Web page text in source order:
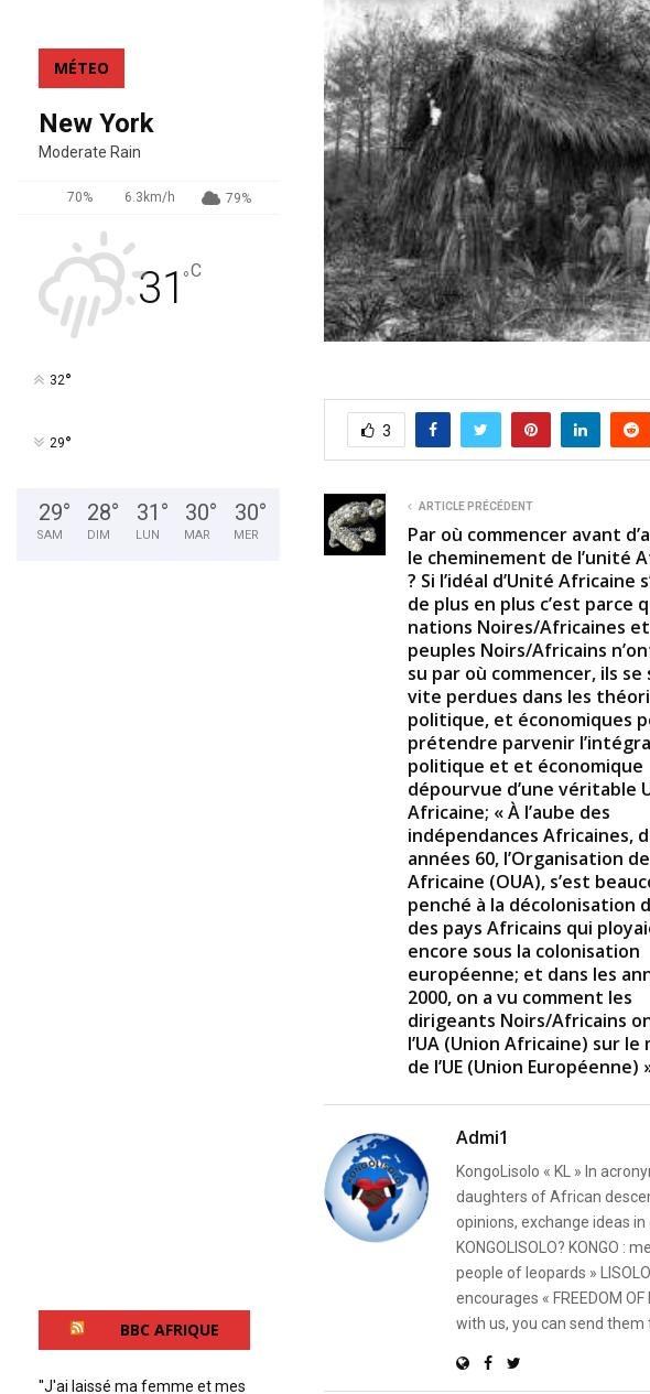
3
ARTICLE PRÉCÉDENT
Par où commencer avant
le cheminement de l’unité
? Si l’idéal d’Unité Africaine
de plus en plus c’est parce
nations Noires/Africaines
peuples Noirs/Africains
su par où commencer, ils se
vite perdues dans les
politique, et économiques
prétendre parvenir
politique et et économique
dépourvue d’une véritable
Africaine; « À l’aube des
indépendances Africaines,
années 60, l’Organisation
Africaine (OUA), s’est
penché à la décolonisation
des pays Africains qui
encore sous la colonisation
européenne; et dans les
2000, on a vu comment les
dirigeants Noirs/Africains
l’UA (Union Africaine) sur le
de l’UE (Union Européenne)
Admi1
KongoLisolo « KL » In
daughters of African
opinions, exchange ideas
KONGOLISOLO? KONGO :
people of leopards »
encourages « FREEDOM
with us, you can send
MÉTEO
New York
Moderate Rain
70% 6.3km/h 79%
31°C
32°
29°
29°
SAM
28°
DIM
31 °
LUN
30°
MAR
30°
MER
BBC AFRIQUE
''J'ai laissé ma femme et mes